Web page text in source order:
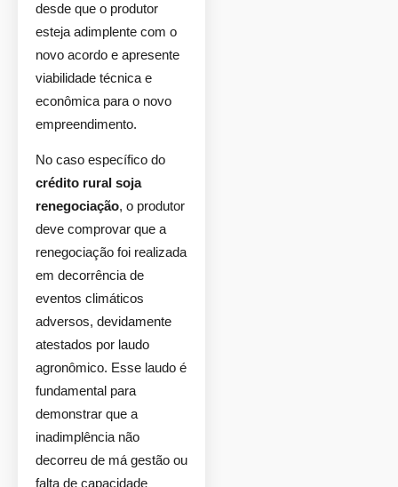
desde que o produtor
esteja adimplente com o
novo acordo e apresente
viabilidade técnica e
econômica para o novo
empreendimento.
No caso específico do
crédito rural soja
renegociação, o produtor
deve comprovar que a
renegociação foi realizada
em decorrência de
eventos climáticos
adversos, devidamente
atestados por laudo
agronômico. Esse laudo é
fundamental para
demonstrar que a
inadimplência não
decorreu de má gestão ou
falta de capacidade